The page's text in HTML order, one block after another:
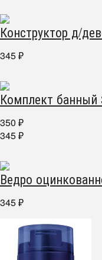
Конструктор д/
345 ₽
Комплект
350 ₽
345 ₽
Ведро
345 ₽